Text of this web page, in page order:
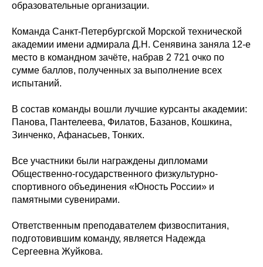
образовательные организации.
Команда Санкт-Петербургской Морской технической
академии имени адмирала Д.Н. Сенявина заняла 12-е
место в командном зачёте, набрав 2 721 очко по
сумме баллов, полученных за выполнение всех
испытаний.
В состав команды вошли лучшие курсанты академии:
Панова, Пантелеева, Филатов, Базанов, Кошкина,
Зинченко, Афанасьев, Тонких.
Все участники были награждены дипломами
Общественно-государственного физкультурно-
спортивного объединения «Юность России» и
памятными сувенирами.
Ответственным преподавателем физвоспитания,
подготовившим команду, является Надежда
Сергеевна Жуйкова.